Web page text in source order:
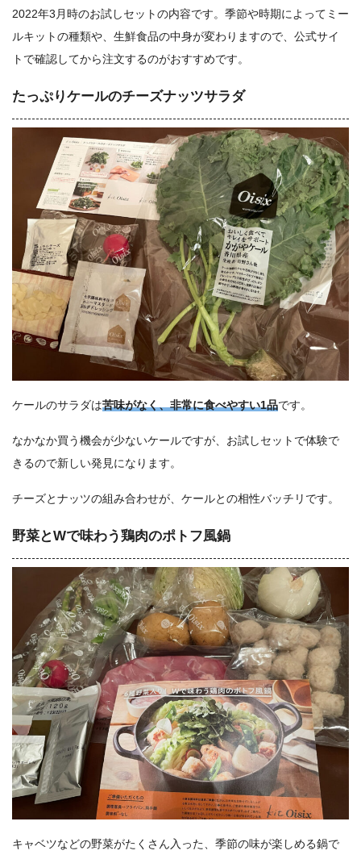
2022年3月時のお試しセットの内容です。季節や時期によってミー
ルキットの種類や、生鮮食品の中身が変わりますので、公式サイ
トで確認してから注文するのがおすすめです。
たっぷりケールのチーズナッツサラダ
ケールのサラダは苦味がなく、非常に食べやすい1品です。
なかなか買う機会が少ないケールですが、お試しセットで体験で
きるので新しい発見になります。
チーズとナッツの組み合わせが、ケールとの相性バッチリです。
野菜とWで味わう鶏肉のポトフ風鍋
キャベツなどの野菜がたくさん入った、季節の味が楽しめる鍋で